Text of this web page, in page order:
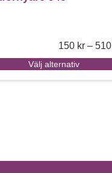
150 kr – 510
Välj alternativ